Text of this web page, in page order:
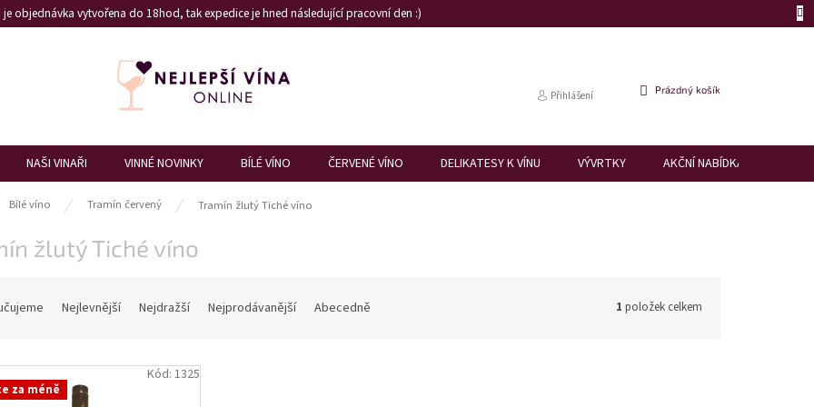
objednávka vytvořena do 18hod, tak expedice je hned následující pracovní den :)
Přihlášení
NÁKUPNÍ
Prázdný košík
NAŠI VINAŘI VINNÉ NOVINKY BÍLÉ VÍNO ČERVENÉ VÍNO DELIKATESY K VÍNU VÝVRTKY AKČNÍ NABÍDKA
Bílé víno Tramín červený Tramín žlutý Tiché víno
žlutý Tiché víno
Nejlevnější Nejdražší Nejprodávanější Abecedně 1 položek celkem
za méně
Kód: 1325